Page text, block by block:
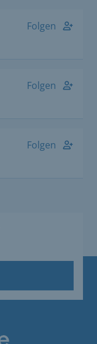
Folgen
Folgen
Folgen